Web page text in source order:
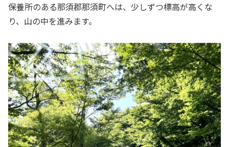
保養所のある那須郡那須町へは、少しずつ標高が高くな
り、山の中を進みます。